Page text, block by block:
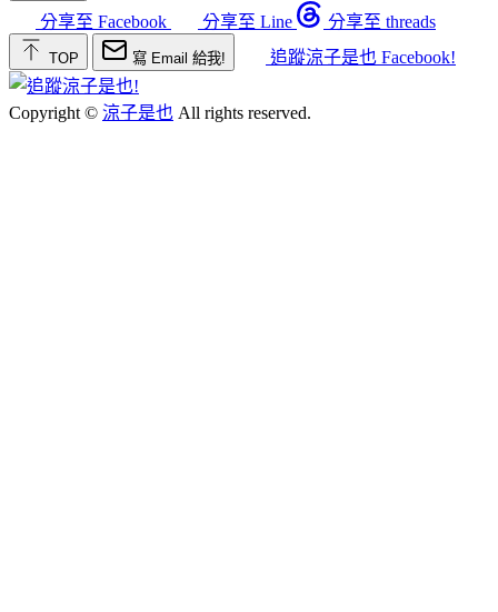
分享至 Facebook 分享至 Line 分享至 threads
TOP 寫 Email 給我! 追蹤涼子是也 Facebook!
Copyright © 涼子是也 All rights reserved.